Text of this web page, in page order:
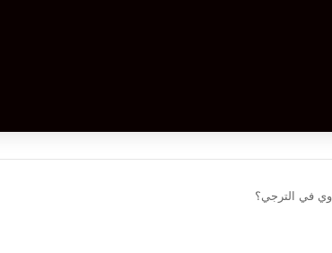
في الترجي؟